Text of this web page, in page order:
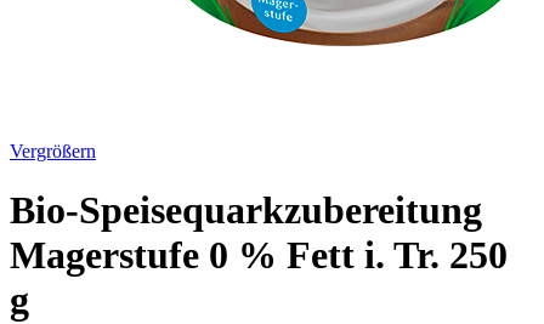
Vergrößern
Bio-Speisequarkzubereitung
Magerstufe 0 % Fett i. Tr. 250
g